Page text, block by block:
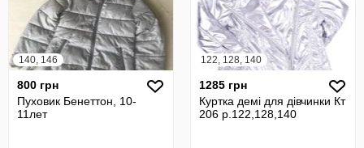
140, 146
800 грн
Пуховик Бенеттон, 10-
11лет
122, 128, 140
1285 грн
Куртка демі для дівчинки Кт
206 р.122,128,140